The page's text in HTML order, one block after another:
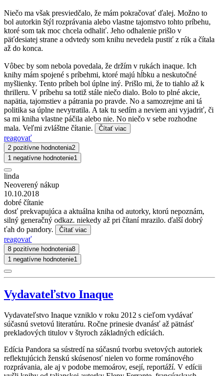
Niečo ma však presviedčalo, že mám pokračovať ďalej. Možno to
bol autorkin štýl rozprávania alebo vlastne tajomstvo tohto príbehu,
ktoré som tak moc chcela odhaliť. Jeho odhalenie prišlo v
päťdesiatej strane a odvtedy som knihu nevedela pustiť z rúk a čítala
až do konca.
Vôbec by som nebola povedala, že držím v rukách inaque. Ich
knihy mám spojené s príbehmi, ktoré majú hĺbku a neskutočné
myšlienky. Tento príbeh bol úplne iný. Prišlo mi, že to tiahlo až k
thrilleru. V príbehu sa totiž stále niečo dialo. Bolo to plné akcie,
napätia, tajomstiev a pátrania po pravde. No a samozrejme ani tá
politika sa úplne nevytratila. A tak tu sedím a neviem ani vyjadriť, či
sa mi kniha vlastne páčila alebo nie. No niečo v sebe rozhodne
mala. Veľmi zvláštne čítanie.
Čítať viac
reagovať
2 pozitívne hodnotenia2
1 negatívne hodnotenie1
linda
Neoverený nákup
10.10.2018
dobré čítanie
dosť prekvapujúca a aktuálna kniha od autorky, ktorú nepoznám,
silný generačný odkaz. niekedy až pri čítaní mrazilo. ďalší dobrý
ťah do pandory.
Čítať viac
reagovať
8 pozitívne hodnotenia8
1 negatívne hodnotenie1
Vydavateľstvo Inaque
Vydavateľstvo Inaque vzniklo v roku 2012 s cieľom vydávať
súčasnú svetovú literatúru. Ročne prinesie dvanásť až pätnásť
prekladových titulov v štyroch základných edíciách.
Edícia Pandora sa sústredí na súčasnú tvorbu svetových autoriek
reflektujúcich ženskú skúsenosť nielen vo forme románového
rozprávania, ale aj v podobe memoárov, esejí, reportáží. V edícii